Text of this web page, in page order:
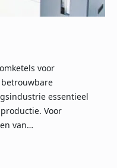
voor
essentieel
Voor
van…